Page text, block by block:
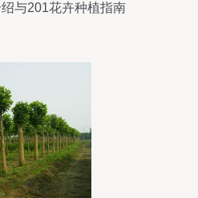
与201花卉种植指南